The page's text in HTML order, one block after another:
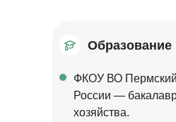
Образование
ФКОУ ВО
России —
хозяйства.